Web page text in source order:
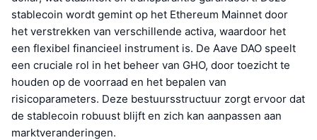
stablecoin wordt gemint op het Ethereum Mainnet door
het verstrekken van verschillende activa, waardoor het
een flexibel financieel instrument is. De Aave DAO speelt
een cruciale rol in het beheer van GHO, door toezicht te
houden op de voorraad en het bepalen van
risicoparameters. Deze bestuursstructuur zorgt ervoor dat
de stablecoin robuust blijft en zich kan aanpassen aan
marktveranderingen.